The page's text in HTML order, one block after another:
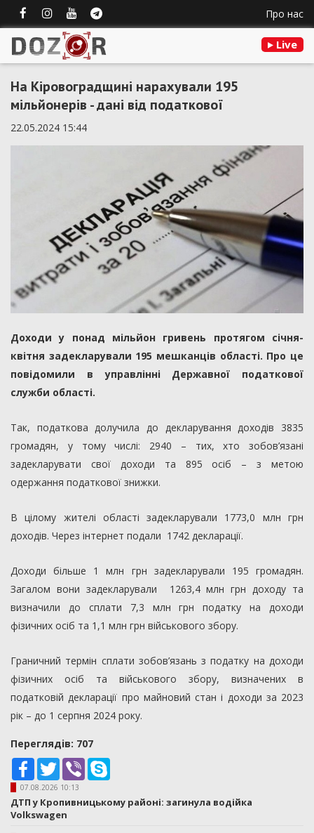
Про нас
Live
На Кіровоградщині нарахували 195
мільйонерів - дані від податкової
22.05.2024 15:44
Доходи у понад мільйон гривень протягом січня-
квітня задекларували 195 мешканців області. Про це
повідомили в управлінні Державної податкової
служби області.
Так, податкова долучила до декларування доходів 3835
громадян, у тому числі: 2940 – тих, хто зобов’язані
задекларувати свої доходи та 895 осіб – з метою
одержання податкової знижки.
В цілому жителі області задекларували 1773,0 млн грн
доходів. Через інтернет подали 1742 декларації.
Доходи більше 1 млн грн задекларували 195 громадян.
Загалом вони задекларували 1263,4 млн грн доходу та
визначили до сплати 7,3 млн грн податку на доходи
фізичних осіб та 1,1 млн грн військового збору.
Граничний термін сплати зобов’язань з податку на доходи
фізичних осіб та військового збору, визначених в
податковій декларації про майновий стан і доходи за 2023
рік – до 1 серпня 2024 року.
Переглядiв: 707
Facebook
TwitterViber
07.08.2026 10:13
ДТП у Кропивницькому районі: загинула водійка
Volkswagen